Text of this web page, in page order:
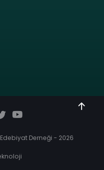
Edebiyat Derneği - 2026